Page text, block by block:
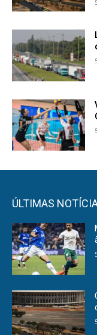
ÚLTIMAS